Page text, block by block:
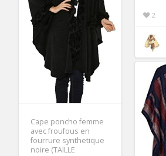
2
Cape poncho femme
avec froufous en
fourrure synthetique
noire (TAILLE